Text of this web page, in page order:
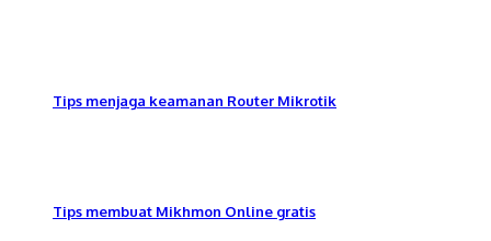
Tips menjaga keamanan Router Mikrotik
Tips membuat Mikhmon Online gratis